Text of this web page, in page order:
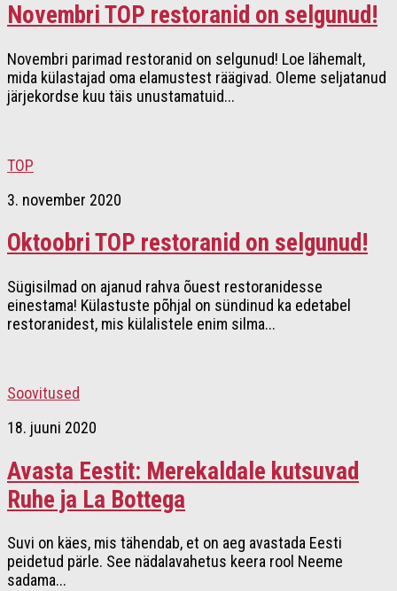
Novembri TOP restoranid on selgunud!
Novembri parimad restoranid on selgunud! Loe lähemalt,
mida külastajad oma elamustest räägivad. Oleme seljatanud
järjekordse kuu täis unustamatuid...
TOP
3. november 2020
Oktoobri TOP restoranid on selgunud!
Sügisilmad on ajanud rahva õuest restoranidesse
einestama! Külastuste põhjal on sündinud ka edetabel
restoranidest, mis külalistele enim silma...
Soovitused
18. juuni 2020
Avasta Eestit: Merekaldale kutsuvad
Ruhe ja La Bottega
Suvi on käes, mis tähendab, et on aeg avastada Eesti
peidetud pärle. See nädalavahetus keera rool Neeme
sadama...